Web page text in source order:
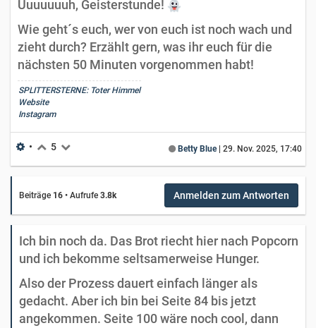
Uuuuuuuh, Geisterstunde!
Wie geht´s euch, wer von euch ist noch wach und
zieht durch? Erzählt gern, was ihr euch für die
nächsten 50 Minuten vorgenommen habt!
SPLITTERSTERNE: Toter Himmel
Website
Instagram
Betty Blue| 29. Nov. 2025, 17:40
• 5
Beiträge 16 • Aufrufe 3.8k Anmelden zum Antworten
Ich bin noch da. Das Brot riecht hier nach Popcorn
und ich bekomme seltsamerweise Hunger.
Also der Prozess dauert einfach länger als
gedacht. Aber ich bin bei Seite 84 bis jetzt
angekommen. Seite 100 wäre noch cool, dann